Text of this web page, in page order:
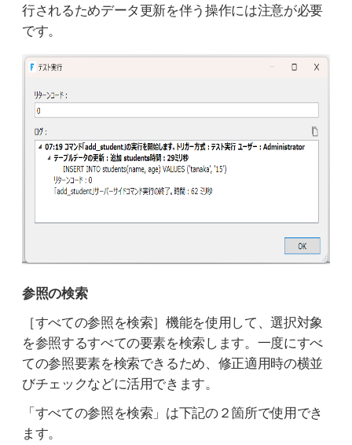
行されるためデータ更新を伴う操作には注意が必要
です。
参照の検索
［すべての参照を検索］機能を使用して、選択対象
を参照するすべての要素を検索します。一度にすべ
ての参照要素を検索できるため、修正適用時の横並
びチェックなどに活用できます。
「すべての参照を検索」は下記の２箇所で使用でき
ます。